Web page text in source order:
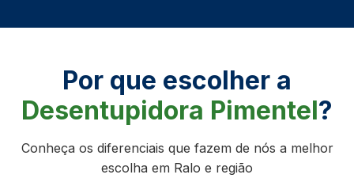
Por que escolher a
Desentupidora Pimentel?
Conheça os diferenciais que fazem de nós a melhor
escolha em Ralo e região